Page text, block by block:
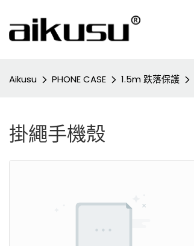
Aikusu PHONE CASE 1.5m 跌落保護
掛繩手機殼